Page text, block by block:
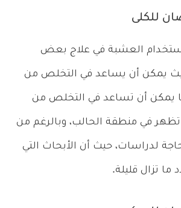
للكلى
العشبة في علاج بعض
يمكن أن يساعد في التخلص من
يمكن أن تساعد في التخلص من
في منطقة الحالب، وبالرغم من
لدراسات، حيث أن الأبحاث التي
ما تزال قليلة.